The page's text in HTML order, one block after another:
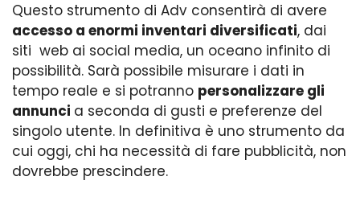
Questo strumento di Adv consentirà di avere
accesso a enormi inventari diversificati, dai
siti web ai social media, un oceano infinito di
possibilità. Sarà possibile misurare i dati in
tempo reale e si potranno personalizzare gli
annunci a seconda di gusti e preferenze del
singolo utente. In definitiva è uno strumento da
cui oggi, chi ha necessità di fare pubblicità, non
dovrebbe prescindere.